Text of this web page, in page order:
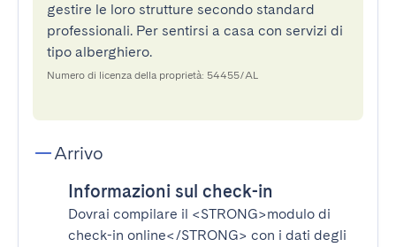
gestire le loro strutture secondo standard
professionali. Per sentirsi a casa con servizi di
tipo alberghiero.
Numero di licenza della proprietà: 54455/AL
Arrivo
Informazioni sul check-in
Dovrai compilare il <STRONG>modulo di
check-in online</STRONG> con i dati degli